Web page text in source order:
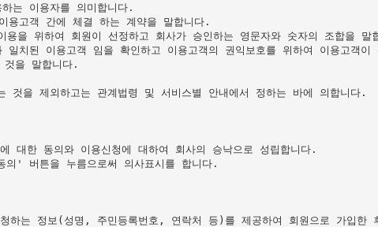
는 이용자를 의미합니다.
고객 간에 체결 하는 계약을 말합니다.
을 위하여 회원이 선정하고 회사가 승인하는 영문자와 숫자의 조합을 말
치된 이용고객 임을 확인하고 이용고객의 권익보호를 위하여 이용고객
을 말합니다.
을 제외하고는 관계법령 및 서비스별 안내에서 정하는 바에 의합니다.
대한 동의와 이용신청에 대하여 회사의 승낙으로 성립합니다.
' 버튼을 누름으로써 의사표시를 합니다.
하는 정보(성명, 주민등록번호, 연락처 등)를 제공하여 회원으로 가입한